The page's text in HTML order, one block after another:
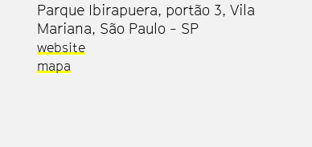
Parque Ibirapuera, portão 3, Vila
Mariana, São Paulo - SP
website
mapa